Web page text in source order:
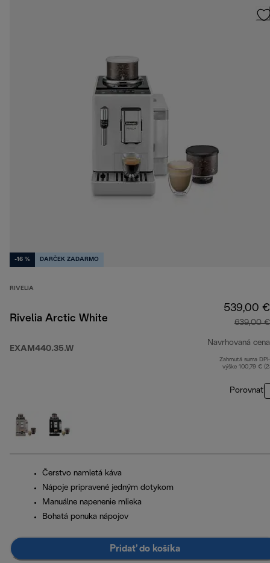
-16 % DARČEK ZADARMO
RIVELIA
Rivelia Arctic White
EXAM440.35.W
539,00 €
639,00 €
Navrhovaná cena
Zahrnutá suma
výške 100,79 €
Porovnať
Čerstvo namletá káva
Nápoje pripravené jedným dotykom
Manuálne napenenie mlieka
Bohatá ponuka nápojov
Pridať do košíka